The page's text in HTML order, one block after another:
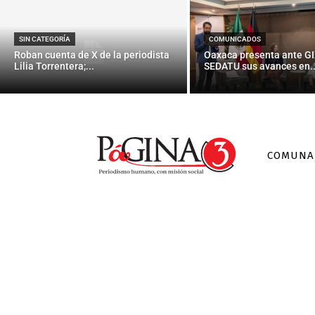
SIN CATEGORÍA
Roban cuenta de X de la periodista
Lilia Torrentera;...
COMUNICADOS
Oaxaca presenta ante
SEDATU sus avances